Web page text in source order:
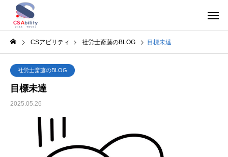
CSアビリティ 社労士斎藤のBLOG 目標未達
社労士斎藤のBLOG
目標未達
2025.05.26